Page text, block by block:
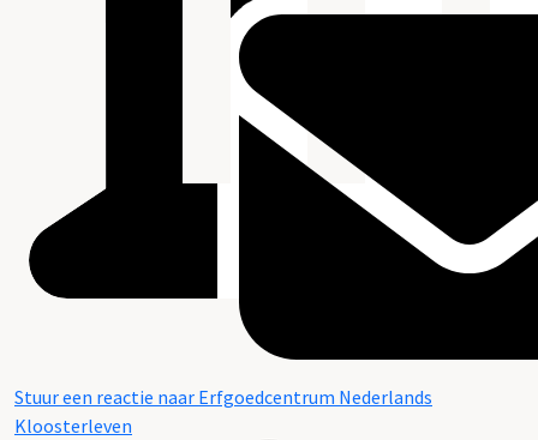
Stuur een reactie naar Erfgoedcentrum Nederlands
Kloosterleven